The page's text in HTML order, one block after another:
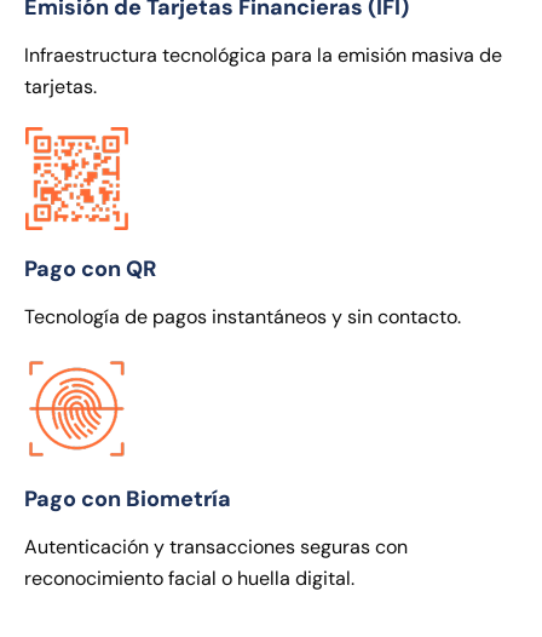
Emisión de Tarjetas Financieras (IFI)
Infraestructura tecnológica para la emisión masiva de
tarjetas.
Pago con QR
Tecnología de pagos instantáneos y sin contacto.
Pago con Biometría
Autenticación y transacciones seguras con
reconocimiento facial o huella digital.